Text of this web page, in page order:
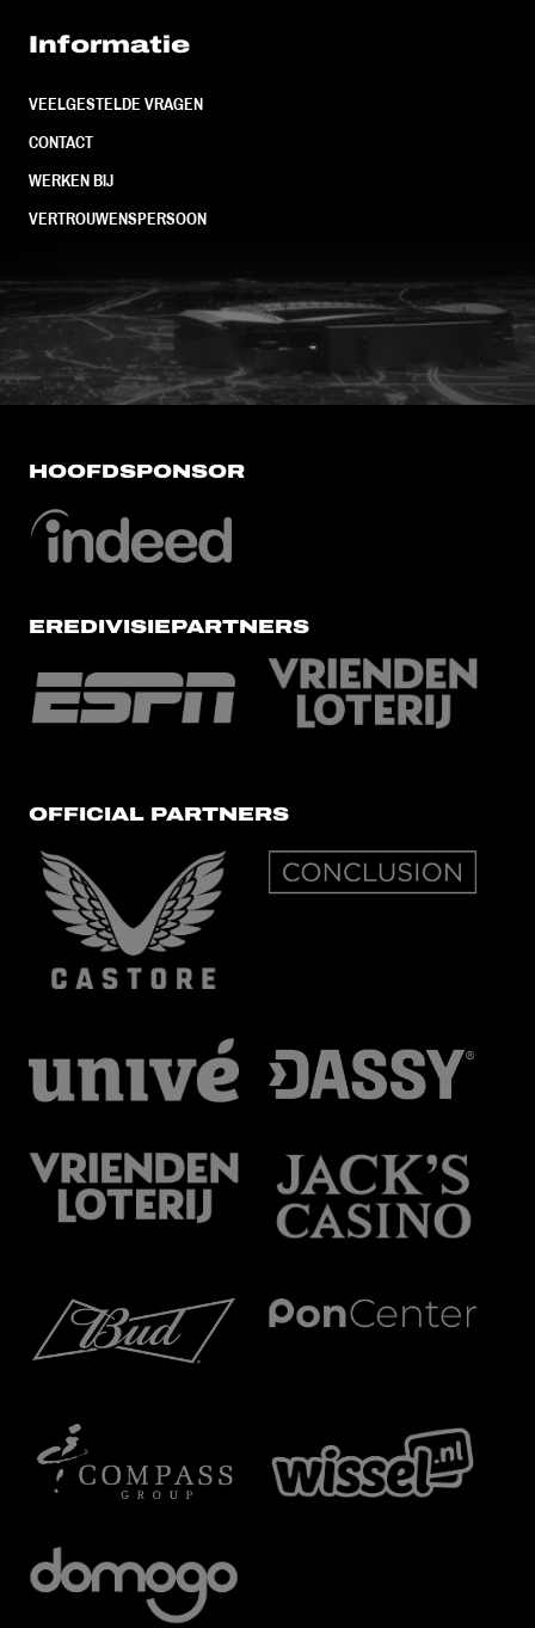
Informatie
VEELGESTELDE VRAGEN
CONTACT
WERKEN BIJ
VERTROUWENSPERSOON
FC Utrecht<br>vanuit<br>het
HOOFDSPONSOR
EREDIVISIEPARTNERS
OFFICIAL PARTNERS